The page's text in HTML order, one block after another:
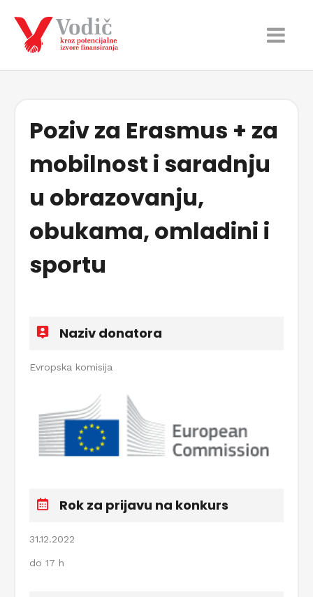
Poziv za Erasmus + za
mobilnost i saradnju
u obrazovanju,
obukama, omladini i
sportu
Naziv donatora
Evropska komisija
Rok za prijavu na konkurs
31.12.2022
do 17 h